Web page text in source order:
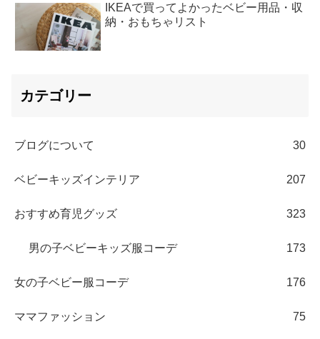
IKEAで買ってよかったベビー用品・収
納・おもちゃリスト
カテゴリー
ブログについて 30
ベビーキッズインテリア 207
おすすめ育児グッズ 323
男の子ベビーキッズ服コーデ 173
女の子ベビー服コーデ 176
ママファッション 75